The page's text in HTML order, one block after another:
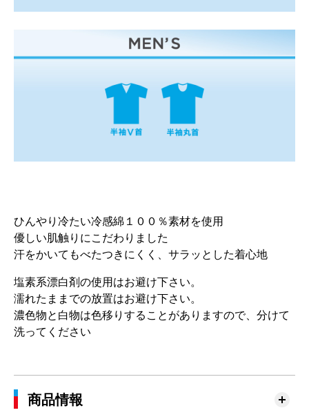
ひんやり冷たい冷感綿１００％素材を使用
優しい肌触りにこだわりました
汗をかいてもべたつきにくく、サラッとした着心地
塩素系漂白剤の使用はお避け下さい。
濡れたままでの放置はお避け下さい。
濃色物と白物は色移りすることがありますので、分けて
洗ってください
商品情報